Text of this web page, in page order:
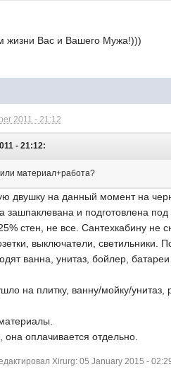
жизни Вас и Вашего Мужа!)))
2011 - 21:12
- 21:12:
материал+работа?
двушку на данный момент на
зашпаклевана и подготовлена
стен, не все. Сантехкабину не
выключатели, светильники.
ванна, унитаз, бойлер, батареи
на плитку, ванну/мойку/
она оплачивается отдельно.
Xirurg: 05 January 2015 -